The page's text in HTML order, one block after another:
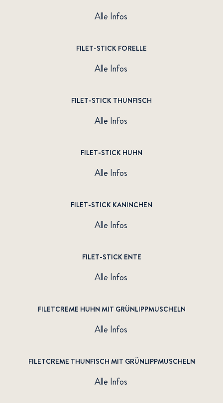
Alle Infos
FILET-STICK FORELLE
Alle Infos
FILET-STICK THUNFISCH
Alle Infos
FILET-STICK HUHN
Alle Infos
FILET-STICK KANINCHEN
Alle Infos
FILET-STICK ENTE
Alle Infos
FILETCREME HUHN MIT GRÜNLIPPMUSCHELN
Alle Infos
FILETCREME THUNFISCH MIT GRÜNLIPPMUSCHELN
Alle Infos